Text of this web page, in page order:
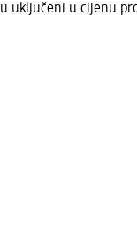
uključeni u cijenu